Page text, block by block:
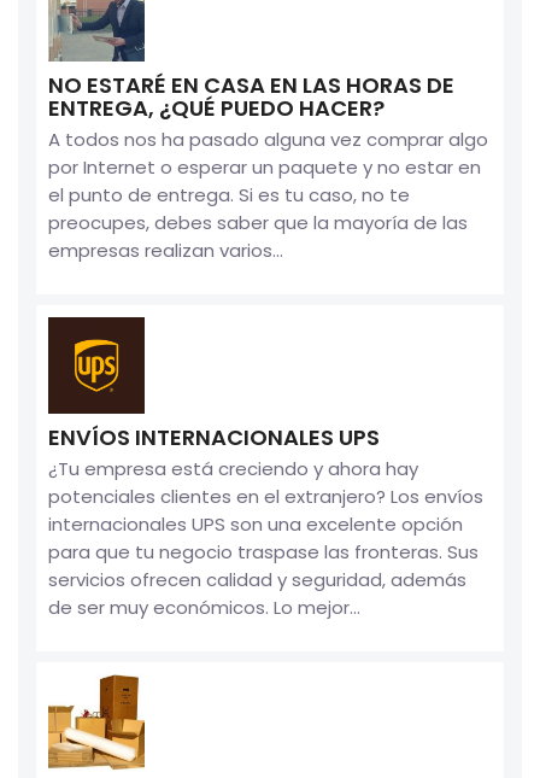
NO ESTARÉ EN CASA EN LAS HORAS DE
ENTREGA, ¿QUÉ PUEDO HACER?
A todos nos ha pasado alguna vez comprar algo
por Internet o esperar un paquete y no estar en
el punto de entrega. Si es tu caso, no te
preocupes, debes saber que la mayoría de las
empresas realizan varios...
ENVÍOS INTERNACIONALES UPS
¿Tu empresa está creciendo y ahora hay
potenciales clientes en el extranjero? Los envíos
internacionales UPS son una excelente opción
para que tu negocio traspase las fronteras. Sus
servicios ofrecen calidad y seguridad, además
de ser muy económicos. Lo mejor...